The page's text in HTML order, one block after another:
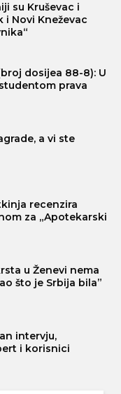
su Kruševac i
i Novi Kneževac
dosijea 88-8): U
prava
a vi ste
recenzira
za „Apotekarski
u Ženevi nema
što je Srbija bila”
intervju,
i korisnici